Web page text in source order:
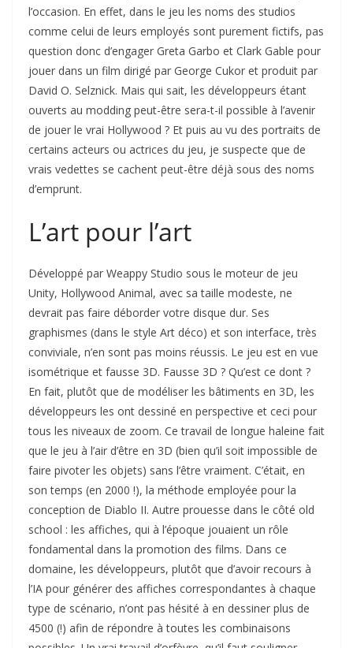
l’occasion. En effet, dans le jeu les noms des studios
comme celui de leurs employés sont purement fictifs, pas
question donc d’engager Greta Garbo et Clark Gable pour
jouer dans un film dirigé par George Cukor et produit par
David O. Selznick. Mais qui sait, les développeurs étant
ouverts au modding peut-être sera-t-il possible à l’avenir
de jouer le vrai Hollywood ? Et puis au vu des portraits de
certains acteurs ou actrices du jeu, je suspecte que de
vrais vedettes se cachent peut-être déjà sous des noms
d’emprunt.
L’art pour l’art
Développé par Weappy Studio sous le moteur de jeu
Unity, Hollywood Animal, avec sa taille modeste, ne
devrait pas faire déborder votre disque dur. Ses
graphismes (dans le style Art déco) et son interface, très
conviviale, n’en sont pas moins réussis. Le jeu est en vue
isométrique et fausse 3D. Fausse 3D ? Qu’est ce dont ?
En fait, plutôt que de modéliser les bâtiments en 3D, les
développeurs les ont dessiné en perspective et ceci pour
tous les niveaux de zoom. Ce travail de longue haleine fait
que le jeu à l’air d’être en 3D (bien qu’il soit impossible de
faire pivoter les objets) sans l’être vraiment. C’était, en
son temps (en 2000 !), la méthode employée pour la
conception de Diablo II. Autre prouesse dans le côté old
school : les affiches, qui à l’époque jouaient un rôle
fondamental dans la promotion des films. Dans ce
domaine, les développeurs, plutôt que d’avoir recours à
l’IA pour générer des affiches correspondantes à chaque
type de scénario, n’ont pas hésité à en dessiner plus de
4500 (!) afin de répondre à toutes les combinaisons